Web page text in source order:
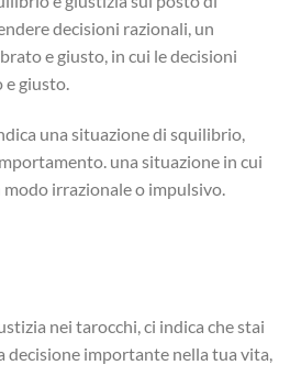
decisioni razionali, un
e giusto, in cui le decisioni
e giusto.
una situazione di squilibrio,
una situazione in cui
modo irrazionale o impulsivo.
nei tarocchi, ci indica che stai
decisione importante nella tua vita,